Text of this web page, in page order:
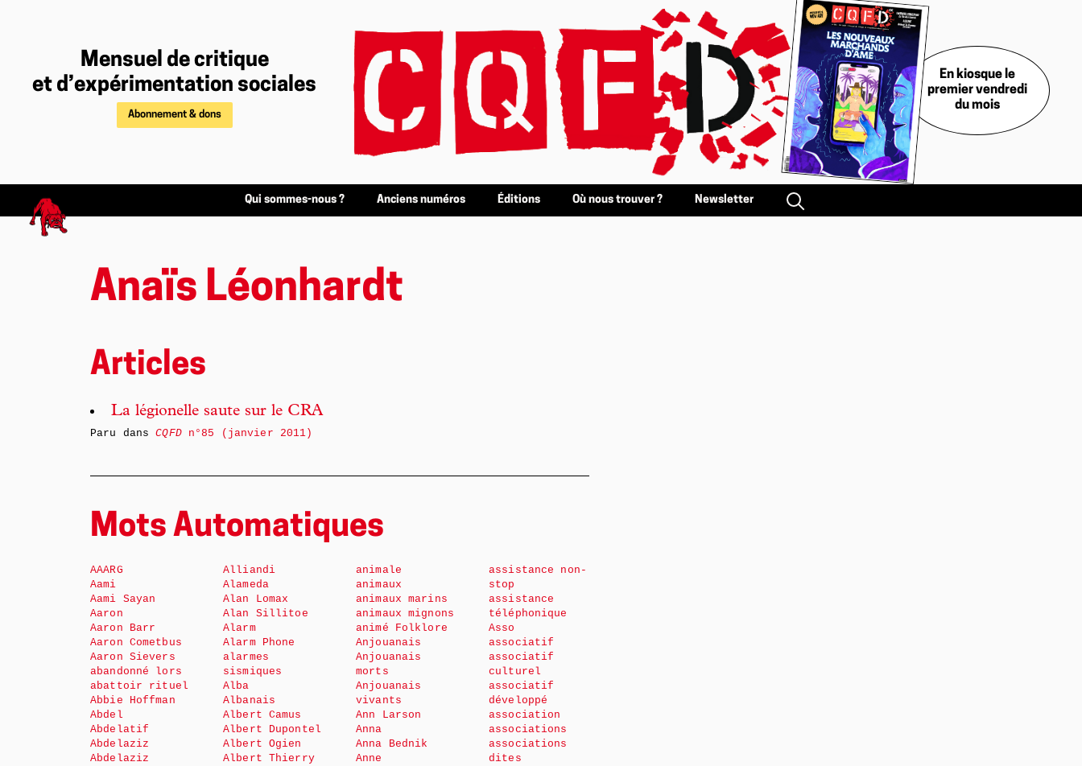
Mensuel de critique
et d’expérimentation sociales
Abonnement & dons
En kiosque le
premier vendredi
du mois
Qui sommes-nous ? Anciens numéros Éditions Où nous trouver ? Newsletter
Anaïs Léonhardt
Articles
La légionelle saute sur le CRA
Paru dansCQFDn°85 (janvier 2011)
Mots Automatiques
AAARG
Aami
Aami Sayan
Aaron
Aaron Barr
Aaron Cometbus
Aaron Sievers
abandonné lors
abattoir rituel
Abbie Hoffman
Abdel
Abdelatif
Abdelaziz
Abdelaziz
Alliandi
Alameda
Alan Lomax
Alan Sillitoe
Alarm
Alarm Phone
alarmes
sismiques
Alba
Albanais
Albert Camus
Albert Dupontel
Albert Ogien
Albert Thierry
animale
animaux
animaux marins
animaux mignons
animé Folklore
Anjouanais
Anjouanais
morts
Anjouanais
vivants
Ann Larson
Anna
Anna Bednik
Anne
assistance non-
stop
assistance
téléphonique
Asso
associatif
associatif
culturel
associatif
développé
association
associations
associations
dites